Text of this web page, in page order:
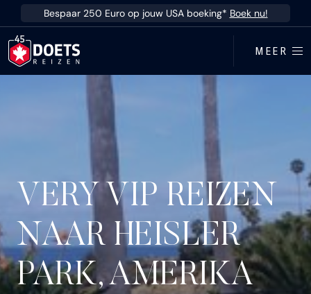
Ga direct naar inhoud
Bespaar 250 Euro op jouw USA boeking* Boek nu!
MEER
VERY VIP REIZEN
NAAR HEISLER
PARK, AMERIKA